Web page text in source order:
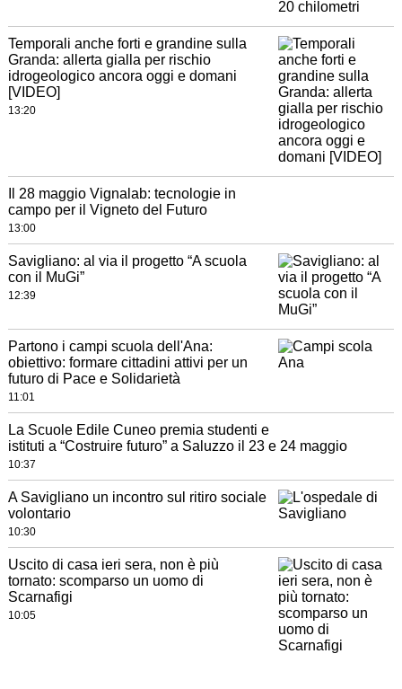
Temporali anche forti e grandine sulla
Granda: allerta gialla per rischio
idrogeologico ancora oggi e domani
[VIDEO]
13:20
Il 28 maggio Vignalab: tecnologie in
campo per il Vigneto del Futuro
13:00
Savigliano: al via il progetto “A scuola
con il MuGi”
12:39
Partono i campi scuola dell'Ana:
obiettivo: formare cittadini attivi per un
futuro di Pace e Solidarietà
11:01
La Scuole Edile Cuneo premia studenti e
istituti a “Costruire futuro” a Saluzzo il 23 e 24 maggio
10:37
A Savigliano un incontro sul ritiro sociale
volontario
10:30
Uscito di casa ieri sera, non è più
tornato: scomparso un uomo di
Scarnafigi
10:05